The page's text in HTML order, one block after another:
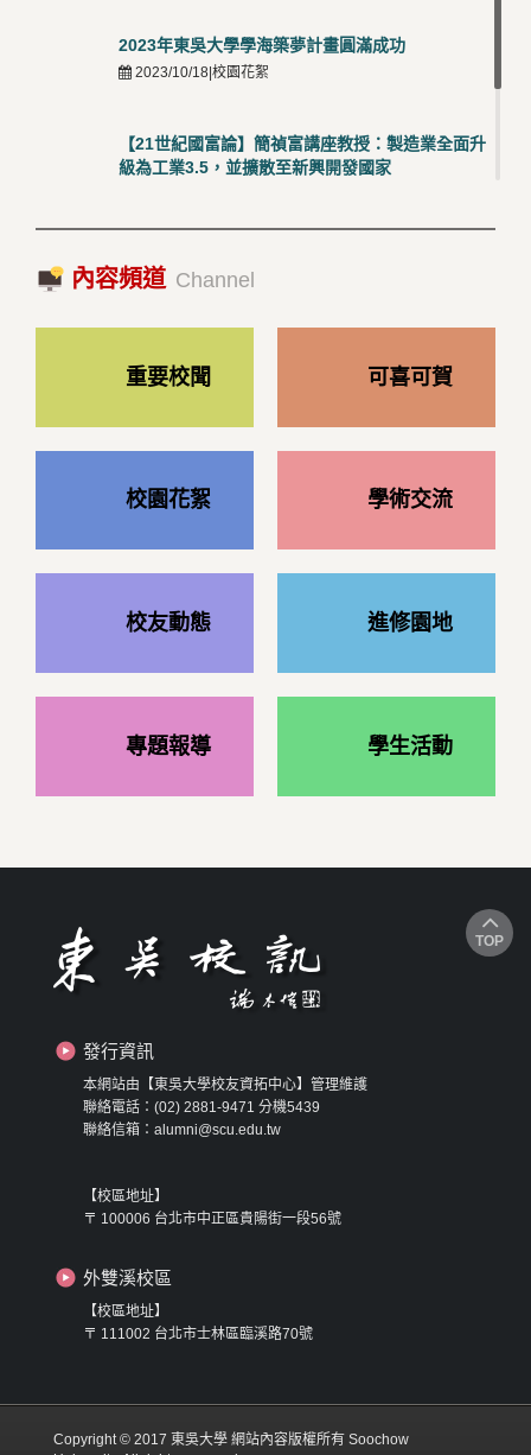
2023年東吳大學學海築夢計畫圓滿成功
2023/10/18|校園花絮
【21世紀國富論】簡禎富講座教授：製造業全面升
級為工業3.5，並擴散至新興開發國家
2023/10/18|推薦閱讀
內容頻道 Channel
重要校聞 可喜可賀
校園花絮 學術交流
校友動態 進修園地
專題報導 學生活動
發行資訊
本網站由【東吳大學校友資拓中心】管理維護
聯絡電話：(02) 2881-9471 分機5439
聯絡信箱：alumni@scu.edu.tw
【校區地址】
〒 100006 台北市中正區貴陽街一段56號
外雙溪校區
【校區地址】
〒 111002 台北市士林區臨溪路70號
TOP
Copyright © 2017 東吳大學 網站內容版權所有 Soochow